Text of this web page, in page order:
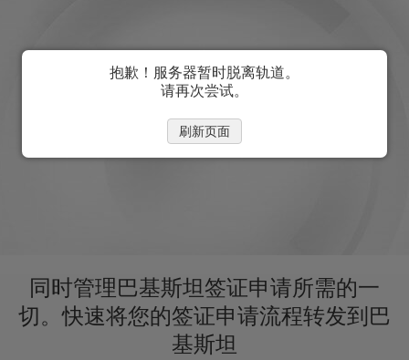
同时管理巴基斯坦签证申请所需的一
切。快速将您的签证申请流程转发到巴
基斯坦
抱歉！服务器暂时脱离轨道。
请再次尝试。
刷新页面